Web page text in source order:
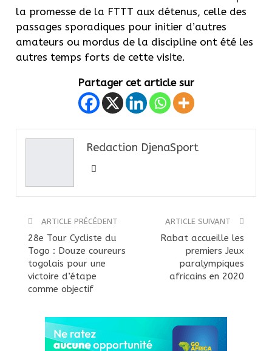
la promesse de la FTTT aux détenus, celle des
passages sporadiques pour initier d’autres
amateurs ou mordus de la discipline ont été les
autres temps forts de cette visite.
Partager cet article sur
Redaction DjenaSport
ARTICLE PRÉCÉDENT
28e Tour Cycliste du
Togo : Douze coureurs
togolais pour une
victoire d’étape
comme objectif
ARTICLE SUIVANT
Rabat accueille les
premiers Jeux
paralympiques
africains en 2020